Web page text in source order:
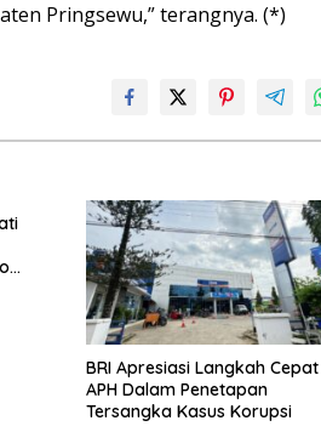
Pringsewu,” terangnya. (*)
BRI Apresiasi Langkah Cepat
APH Dalam Penetapan
Tersangka Kasus Korupsi